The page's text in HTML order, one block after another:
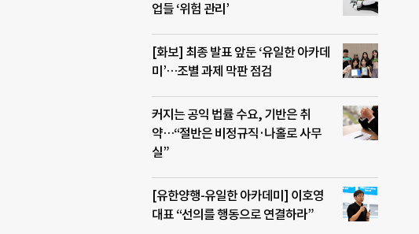
업들 ‘위험 관리’
[화보] 최종 발표 앞둔 ‘유일한 아카데
미’…조별 과제 막판 점검
커지는 공익 법률 수요, 기반은 취
약…“절반은 비정규직·나홀로 사무
실”
[유한양행-유일한 아카데미] 이호영
대표 “선의를 행동으로 연결하라”